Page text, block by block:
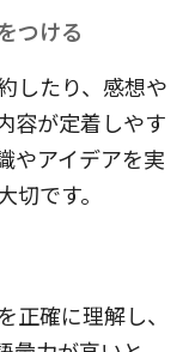
つける
したり、感想や
容が定着しやす
やアイデアを実
です。
確に理解し、